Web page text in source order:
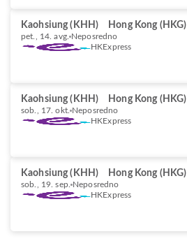
Kaohsiung (KHH) Hong Kong (HKG)
pet., 14. avg. Neposredno
HKExpress
Kaohsiung (KHH) Hong Kong (HKG)
sob., 17. okt. Neposredno
HKExpress
Kaohsiung (KHH) Hong Kong (HKG)
sob., 19. sep. Neposredno
HKExpress